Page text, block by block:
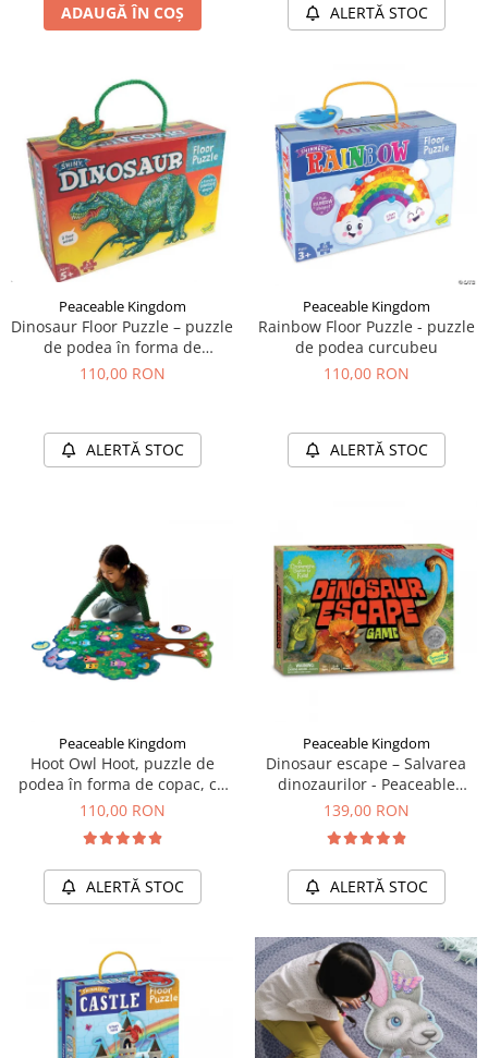
ADAUGĂ ÎN COȘ ALERTĂ STOC
Peaceable Kingdom
Dinosaur Floor Puzzle – puzzle
de podea în forma de
dinozaur
110,00 RON
ALERTĂ STOC
Peaceable Kingdom
Rainbow Floor Puzzle - puzzle
de podea curcubeu
110,00 RON
ALERTĂ STOC
Peaceable Kingdom
Hoot Owl Hoot, puzzle de
podea în forma de copac, cu
bufnite
110,00 RON
ALERTĂ STOC
Peaceable Kingdom
Dinosaur escape – Salvarea
dinozaurilor - Peaceable
Kingdom
139,00 RON
ALERTĂ STOC